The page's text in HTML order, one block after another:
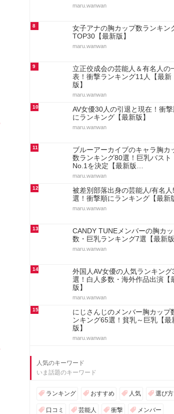
maru.wanwan
8
女子アナの胸カップ数ランキン
TOP30【最新版】
maru.wanwan
9
立正佼成会の芸能人＆有名人の
表！衝撃ランキング11人【最新
版】
maru.wanwan
10
AV女優30人の引退と現在！衝
にランキング【最新版】
maru.wanwan
11
ブルーアーカイブのキャラ胸カ
数ランキング80選！巨乳バスト
No.1を決定【最新版…
maru.wanwan
12
被差別部落出身の芸能人/有名人
選！衝撃順にランキング【最新
maru.wanwan
13
CANDY TUNEメンバーの胸カ
数・巨乳ランキング7選【最新版
maru.wanwan
14
外国人AV女優の人気ランキング
選！白人多数・海外作品出演【
版】
maru.wanwan
15
にじさんじのメンバー胸カップ
ンキング65選！貧乳～巨乳【最
版】
maru.wanwan
人気のキーワード
いま話題のキーワード
ランキング おすすめ 人気 選び方
口コミ 芸能人 衝撃 メンバー